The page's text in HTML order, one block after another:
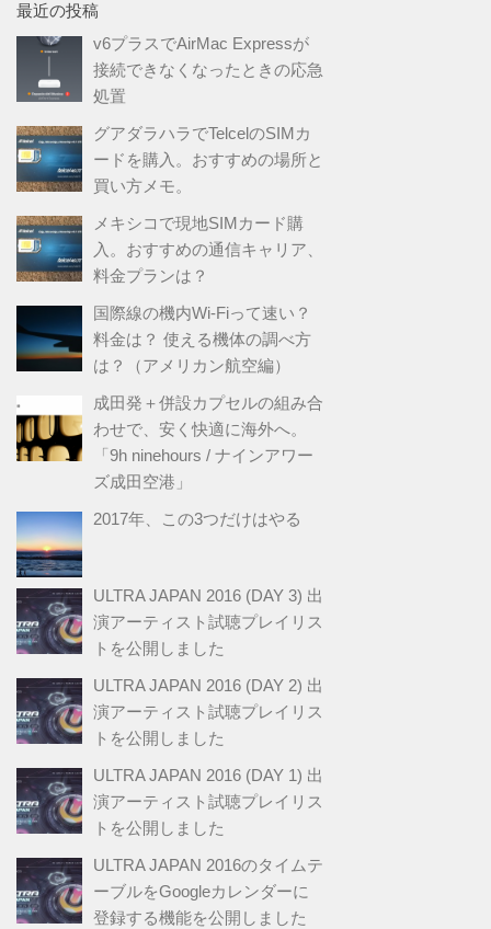
最近の投稿
v6プラスでAirMac Expressが
接続できなくなったときの応急
処置
グアダラハラでTelcelのSIMカ
ードを購入。おすすめの場所と
買い方メモ。
メキシコで現地SIMカード購
入。おすすめの通信キャリア、
料金プランは？
国際線の機内Wi-Fiって速い？
料金は？ 使える機体の調べ方
は？（アメリカン航空編）
成田発＋併設カプセルの組み合
わせで、安く快適に海外へ。
「9h ninehours / ナインアワー
ズ成田空港」
2017年、この3つだけはやる
ULTRA JAPAN 2016 (DAY 3) 出
演アーティスト試聴プレイリス
トを公開しました
ULTRA JAPAN 2016 (DAY 2) 出
演アーティスト試聴プレイリス
トを公開しました
ULTRA JAPAN 2016 (DAY 1) 出
演アーティスト試聴プレイリス
トを公開しました
ULTRA JAPAN 2016のタイムテ
ーブルをGoogleカレンダーに
登録する機能を公開しました